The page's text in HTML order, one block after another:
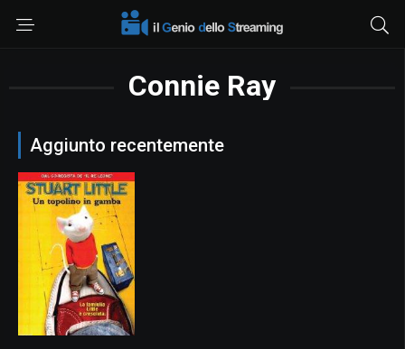
Connie Ray
Aggiunto recentemente